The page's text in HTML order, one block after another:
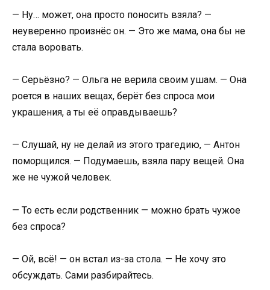
— Ну… может, она просто поносить взяла? —
неуверенно произнёс он. — Это же мама, она бы не
стала воровать.
— Серьёзно? — Ольга не верила своим ушам. — Она
роется в наших вещах, берёт без спроса мои
украшения, а ты её оправдываешь?
— Слушай, ну не делай из этого трагедию, — Антон
поморщился. — Подумаешь, взяла пару вещей. Она
же не чужой человек.
— То есть если родственник — можно брать чужое
без спроса?
— Ой, всё! — он встал из-за стола. — Не хочу это
обсуждать. Сами разбирайтесь.